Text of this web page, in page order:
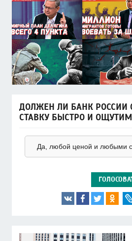
ДОЛЖЕН ЛИ БАНК РОССИИ
СТАВКУ БЫСТРО И